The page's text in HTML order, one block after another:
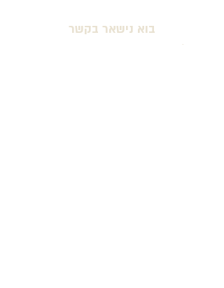
בוא נישאר בקשר